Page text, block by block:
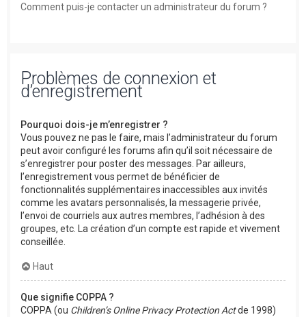
Comment puis-je contacter un administrateur du forum ?
Problèmes de connexion et
d’enregistrement
Pourquoi dois-je m’enregistrer ?
Vous pouvez ne pas le faire, mais l’administrateur du forum
peut avoir configuré les forums afin qu’il soit nécessaire de
s’enregistrer pour poster des messages. Par ailleurs,
l’enregistrement vous permet de bénéficier de
fonctionnalités supplémentaires inaccessibles aux invités
comme les avatars personnalisés, la messagerie privée,
l’envoi de courriels aux autres membres, l’adhésion à des
groupes, etc. La création d’un compte est rapide et vivement
conseillée.
Haut
Que signifie COPPA ?
COPPA (ou Children’s Online Privacy Protection Actde 1998)